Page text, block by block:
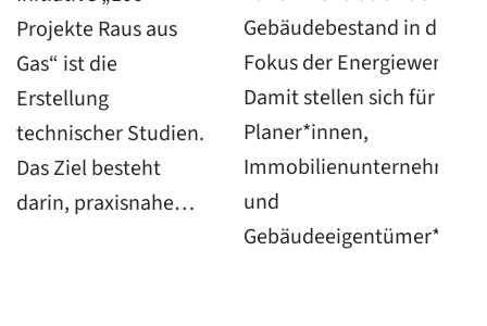
Projekte Raus aus
Gas“ ist die
Erstellung
technischer Studien.
Das Ziel besteht
darin, praxisnahe…
Gebäudebestand in den
Fokus der Energiewende.
Damit stellen sich für
Planer*innen,
Immobilienunternehmen
und